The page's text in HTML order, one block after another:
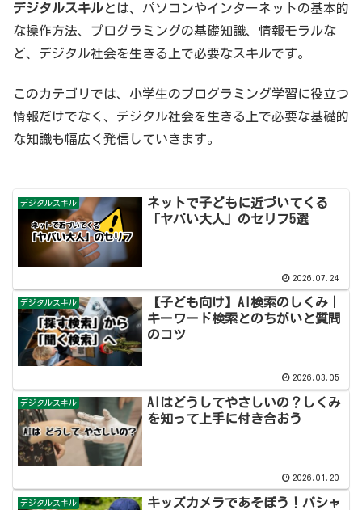
デジタルスキルとは、パソコンやインターネットの基本的
な操作方法、プログラミングの基礎知識、情報モラルな
ど、デジタル社会を生きる上で必要なスキルです。
このカテゴリでは、小学生のプログラミング学習に役立つ
情報だけでなく、デジタル社会を生きる上で必要な基礎的
な知識も幅広く発信していきます。
デジタルスキル
ネットで子どもに近づいてくる
「ヤバい大人」のセリフ5選
2026.07.24
デジタルスキル
【子ども向け】AI検索のしくみ｜
キーワード検索とのちがいと質問
のコツ
2026.03.05
デジタルスキル
AIはどうしてやさしいの？しくみ
を知って上手に付き合おう
2026.01.20
デジタルスキル
キッズカメラであそぼう！パシャ